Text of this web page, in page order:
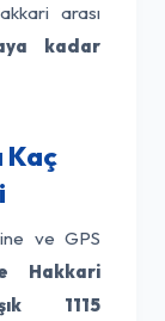
arası
kadar
Kaç
ve GPS
Hakkari
1115